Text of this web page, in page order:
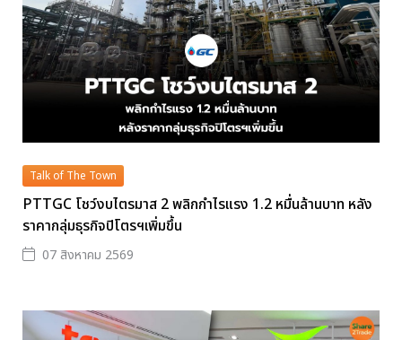
Talk of The Town
PTTGC โชว์งบไตรมาส 2 พลิกกำไรแรง 1.2 หมื่นล้านบาท หลัง
ราคากลุ่มธุรกิจปิโตรฯเพิ่มขึ้น
07 สิงหาคม 2569